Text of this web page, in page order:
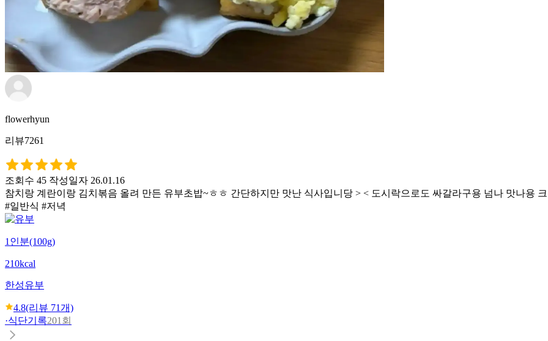
flowerhyun
리뷰7261
조회수 45 작성일자 26.01.16
참치랑 계란이랑 김치볶음 올려 만든 유부초밥~ㅎㅎ 간단하지만 맛난 식사입니당 > < 도시락으로도 싸갈라구용 넘나 맛나용
#일반식 #저녁
1인분(100g)
210kcal
한성유부
4.8(리뷰 71개)
·식단기록201회